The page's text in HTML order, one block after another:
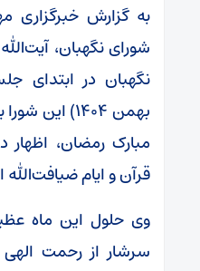
به گزارش خبرگزاری
شورای نگهبان،
بهمن ۱۴۰۴)
مبارک رمضان،
قرآن و ایام
وی حلول این ماه
سرشار از رحمت